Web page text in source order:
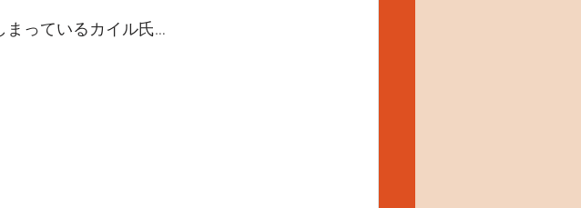
まっているカイル氏…